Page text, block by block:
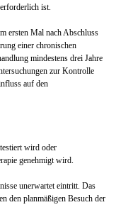
ist.
ersten Mal nach Abschluss
einer chronischen
mindestens drei Jahre
zur Kontrolle
auf den
wird oder
genehmigt wird.
unerwartet eintritt. Das
den planmäßigen Besuch der